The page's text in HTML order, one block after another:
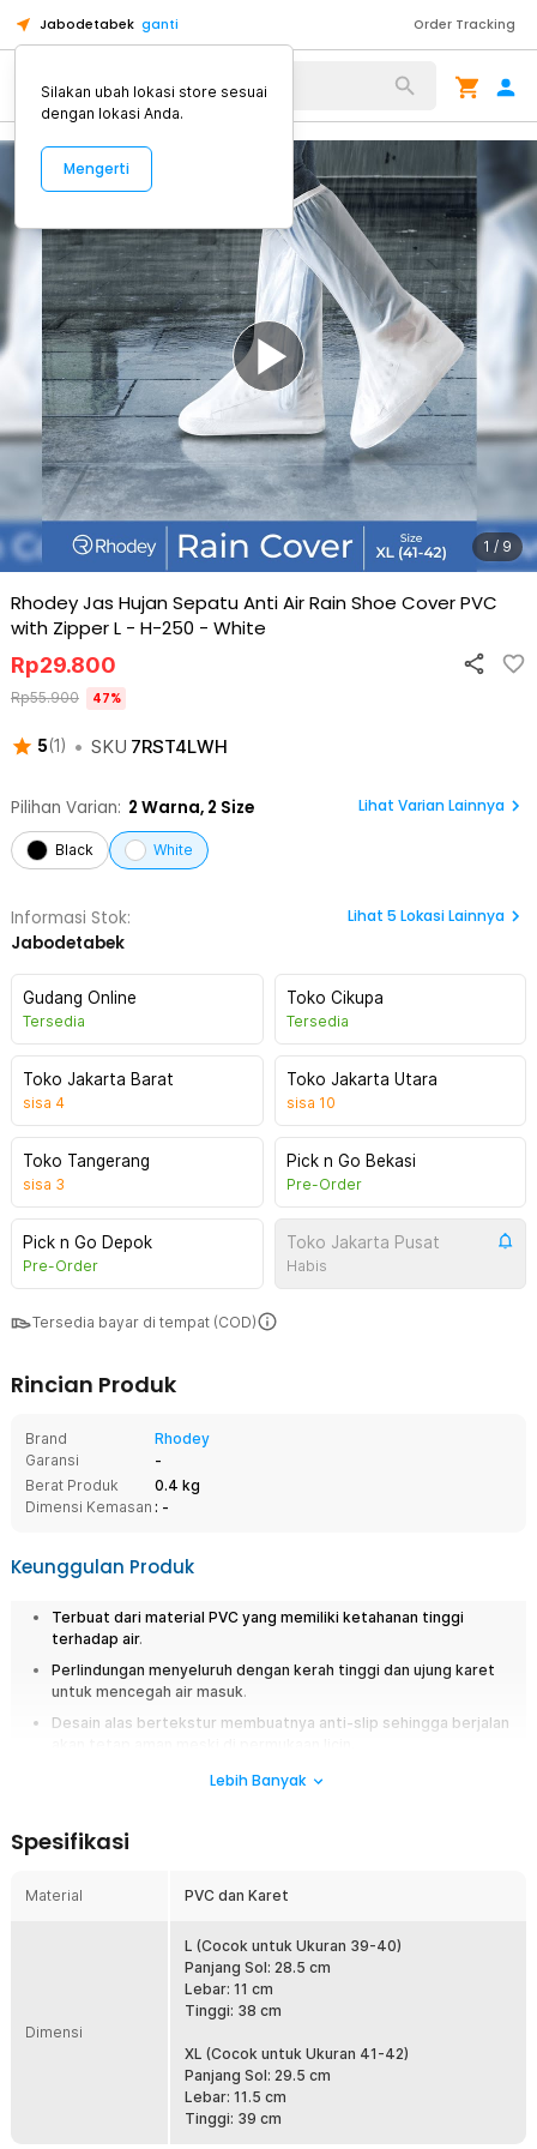
Jabodetabek ganti Order Tracking
Alat Kopi
1 / 9
Rhodey Jas Hujan Sepatu Anti Air Rain Shoe Cover PVC
with Zipper L - H-250 - White
5(1 ) • SKU 7RST4LWH
Rp29.800
Rp55.900 47%
Pilihan Varian: 2 Warna, 2 Size Lihat Varian Lainnya
Black White
Informasi Stok:
Jabodetabek
Lihat 5 Lokasi Lainnya
Gudang Online
Tersedia
Toko Cikupa
Tersedia
Toko Jakarta Barat
sisa 4
Toko Jakarta Utara
sisa 10
Toko Tangerang
sisa 3
Pick n Go Bekasi
Pre-Order
Pick n Go Depok
Pre-Order
Toko Jakarta Pusat
Habis
Tersedia bayar di tempat (COD)
Rincian Produk
Brand
Rhodey
Garansi
-
Berat Produk
0.4 kg
Dimensi Kemasan : -
Keunggulan Produk
Terbuat dari material PVC yang memiliki ketahanan tinggi
terhadap air.
Perlindungan menyeluruh dengan kerah tinggi dan ujung karet
untuk mencegah air masuk.
Desain alas bertekstur membuatnya anti-slip sehingga berjalan
Memiliki ritsleting sehingga bisa digunakan dengan mudah dan
Tersedia dua pilihan ukuran yaitu L dan XL yang bebas Anda pilih.
berbagai ukuran. Tetap stylish meski cuaca tak bersahabat!
Material PVC Waterproof Berkualitas
Jas hujan sepatu ini dibuat dari material PVC yang memiliki
ketahanan tinggi terhadap air sehingga mampu melindungi sepatu
dari hujan, percikan air, hingga lumpur. Materialnya fleksibel
sehingga dapat mengikuti bentuk sepatu dengan nyaman saat
Lebih Banyak
Spesifikasi
Material PVC dan Karet
Dimensi
L (Cocok untuk Ukuran 39-40)
Panjang Sol: 28.5 cm
Lebar: 11 cm
Tinggi: 38 cm
XL (Cocok untuk Ukuran 41-42)
Panjang Sol: 29.5 cm
Lebar: 11.5 cm
Tinggi: 39 cm
Silakan ubah lokasi store sesuai
dengan lokasi Anda.
Mengerti